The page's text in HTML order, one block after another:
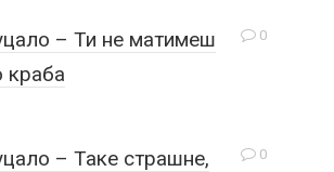
0
– Ти не матимеш
краба
0
– Таке страшне,